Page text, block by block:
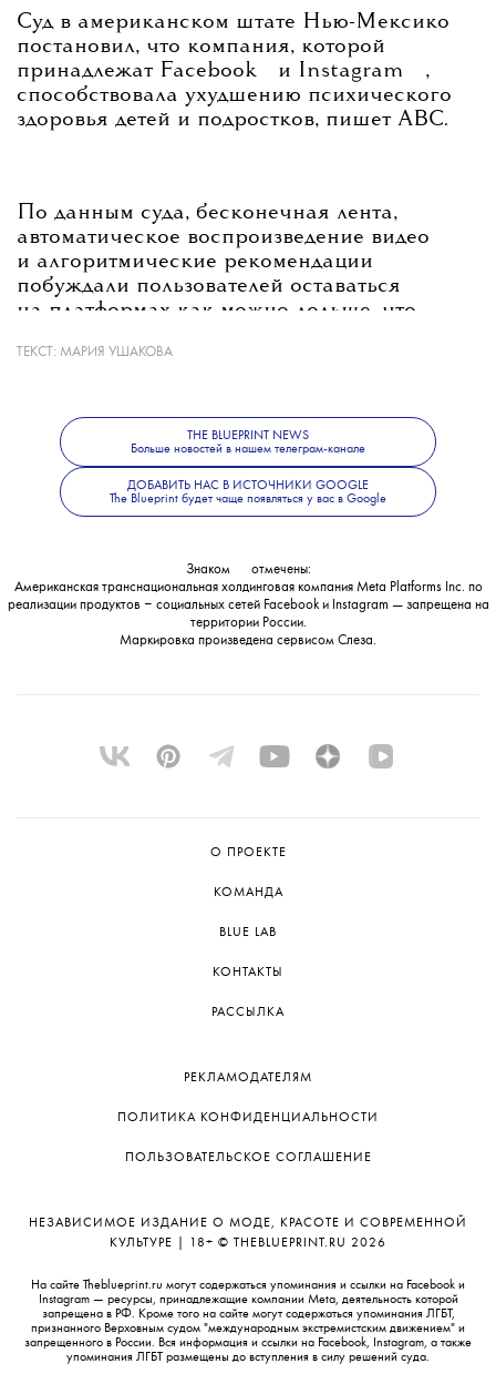
Суд в американском штате Нью-Мексико
постановил, что компания, которой
принадлежатFacebook и Instagram
,
способствовала ухудшению психического
здоровья детей и подростков, пишет ABC.
По данным суда, бесконечная лента,
автоматическое воспроизведение видео
и алгоритмические рекомендации
побуждали пользователей оставаться
на платформах как можно дольше, что
тревожности, депрессии и расстройствам
Meta 💧
с вердиктом не согласились
и заявили, что намерены его обжаловать.
ТЕКСТ: МАРИЯ УШАКОВА
THE BLUEPRINT NEWS
Больше новостей в нашем телеграм-канале
ДОБАВИТЬ НАС В ИСТОЧНИКИ GOOGLE
The Blueprint будет чаще появляться у вас в Google
Знаком
отмечены:
Американская транснациональная холдинговая компания Meta Platforms Inc. по
реализации продуктов ‒ социальных сетей Facebook и Instagram — запрещена на
территории России.
Маркировка произведена сервисом Слеза.
О ПРОЕКТЕ
КОМАНДА
BLUE LAB
КОНТАКТЫ
РАССЫЛКА
РЕКЛАМОДАТЕЛЯМ
ПОЛИТИКА КОНФИДЕНЦИАЛЬНОСТИ
ПОЛЬЗОВАТЕЛЬСКОЕ СОГЛАШЕНИЕ
НЕЗАВИСИМОЕ ИЗДАНИЕ О МОДЕ, КРАСОТЕ И СОВРЕМЕННОЙ
КУЛЬТУРЕ | 18+ © THEBLUEPRINT.RU 2026
На сайте Theblueprint.ru могут содержаться упоминания и ссылки на Facebook и
Instagram — ресурсы, принадлежащие компании Meta, деятельность которой
запрещена в РФ. Кроме того на сайте могут содержаться упоминания ЛГБТ,
признанного Верховным судом "международным экстремистским движением" и
запрещенного в России. Вся информация и ссылки на Facebook, Instagram, а также
упоминания ЛГБТ размещены до вступления в силу решений суда.